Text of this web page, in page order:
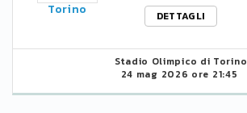
Torino
DETTAGLI
Stadio Olimpico di Torino
24 mag 2026 ore 21:45